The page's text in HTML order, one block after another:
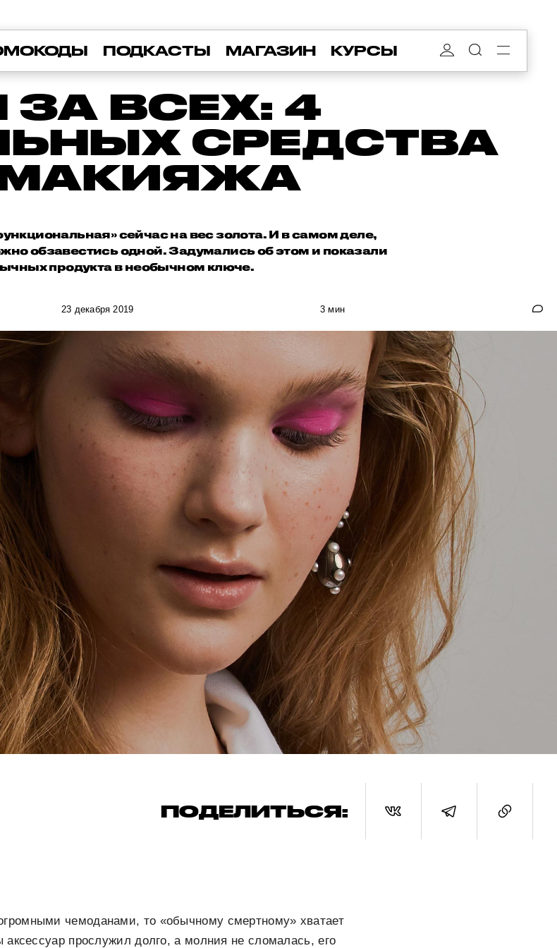
ПОДКАСТЫ МАГАЗИН КУРСЫ
ВСЕХ: 4
СРЕДСТВА
сейчас на вес золота. И в самом деле,
обзавестись одной. Задумались об этом и показали
продукта в необычном ключе.
23 декабря 2019 3 мин
ПОДЕЛИТЬСЯ:
чемоданами, то «обычному смертному» хватает
аксессуар прослужил долго, а молния не сломалась, его